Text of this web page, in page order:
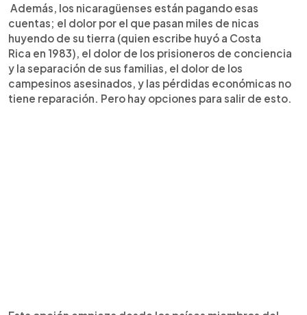
Además, los nicaragüenses están pagando esas
cuentas; el dolor por el que pasan miles de nicas
huyendo de su tierra (quien escribe huyó a Costa
Rica en 1983), el dolor de los prisioneros de conciencia
y la separación de sus familias, el dolor de los
campesinos asesinados, y las pérdidas económicas no
tiene reparación. Pero hay opciones para salir de esto.